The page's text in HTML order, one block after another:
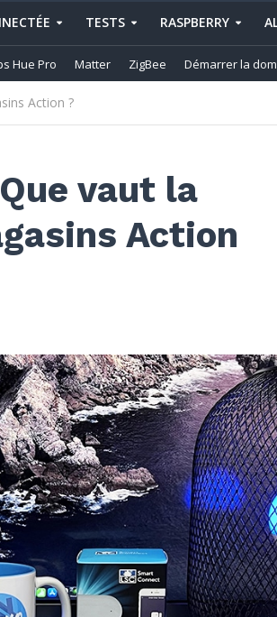
TESTS RASPBERRY
Hue Pro Matter ZigBee Démarrer la
Action ?
vaut la
Action